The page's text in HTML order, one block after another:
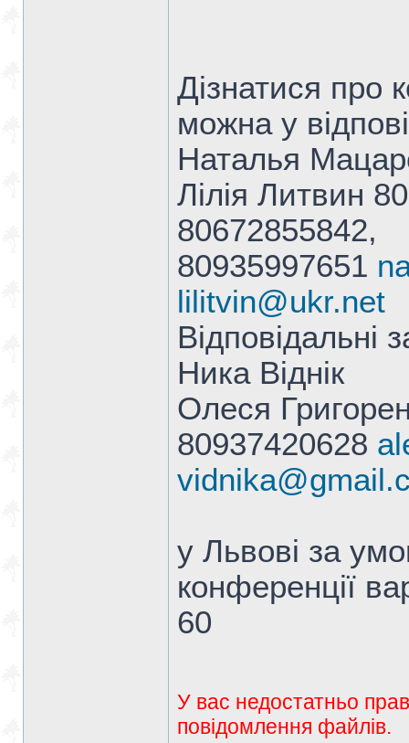
Дізнатися про
можна у
Наталья
Лілія Литвин
80672855842,
80935997651
lilitvin@ukr.net
Відповідальні
Ника Віднік
Олеся
80937420628
у Львові за
конференції
60
У вас недостатньо
повідомлення файлів.